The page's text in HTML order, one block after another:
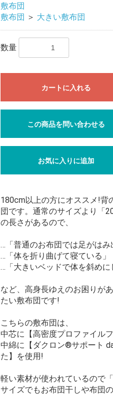
敷布団
敷布団 ＞ 大きい敷布団
数量
カートに入れる
この商品を問い合わせる
お気に入りに追加
180cm以上の方にオススメ!背
団です。通常のサイズより「
の長さがあるので、
…「普通のお布団では足がはみ
…「体を折り曲げて寝ている」
…「大きいベッドで体を斜めに
など、高身長ゆえのお困りが
たい敷布団です!
こちらの敷布団は、
中芯に【高密度プロファイルフ
中綿に【ダクロン®サポート
た】を使用!
軽い素材が使われているので
サイズでもお布団干しや布団